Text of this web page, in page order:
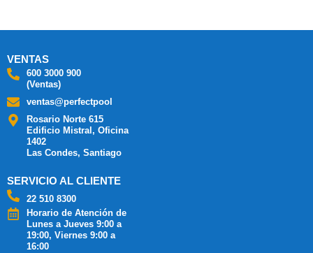
VENTAS
600 3000 900
(Ventas)
ventas@perfectpool
Rosario Norte 615
Edificio Mistral, Oficina
1402
Las Condes, Santiago
SERVICIO AL CLIENTE
22 510 8300
Horario de Atención de
Lunes a Jueves 9:00 a
19:00, Viernes 9:00 a
16:00